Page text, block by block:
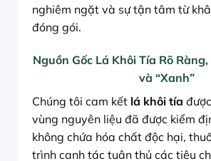
nghiêm ngặt và sự tận tâm từ
đóng gói.
Nguồn Gốc Lá Khôi Tía Rõ
và “Xanh”
Chúng tôi cam kết lá khôi tía
vùng nguyên liệu đã được kiểm
không chứa hóa chất độc hại,
trình canh tác tuân thủ các tiêu